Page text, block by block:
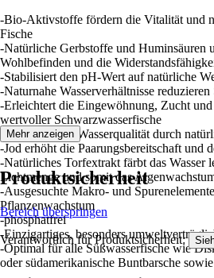
-Bio-Aktivstoffe fördern die Vitalität und
Fische
-Natürliche Gerbstoffe und Huminsäuren
Wohlbefinden und die
-Stabilisiert den pH-Wert auf natürliche
-Naturnahe Wasserverhältnisse reduzieren
-Erleichtert die Eingewöhnung, Zucht
wertvoller Schwarzwasserfische
-Verbessert die Wasserqualität durch
-Jod erhöht die Paarungsbereitschaft und
-Natürliches Torfextrakt färbt das Wasser
Lichtmenge und somit das
-Ausgesuchte Makro- und
Pflanzenwachstum
-phosphatfrei
-Einzigartiges, besonders
-Optimal für alle Süßwasserfische wie
oder südamerikanische Buntbarsche
Mehr anzeigen
Produktsicherheit
Bereich überspringen
Verantwortlich für Produktsicherheit: